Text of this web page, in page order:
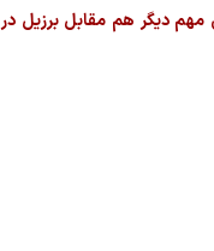
دیگر هم مقابل برزیل در